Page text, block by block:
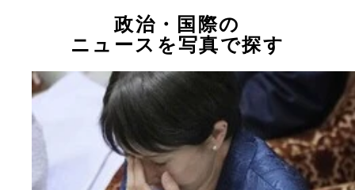
政治・国際の
ニュースを写真で探す